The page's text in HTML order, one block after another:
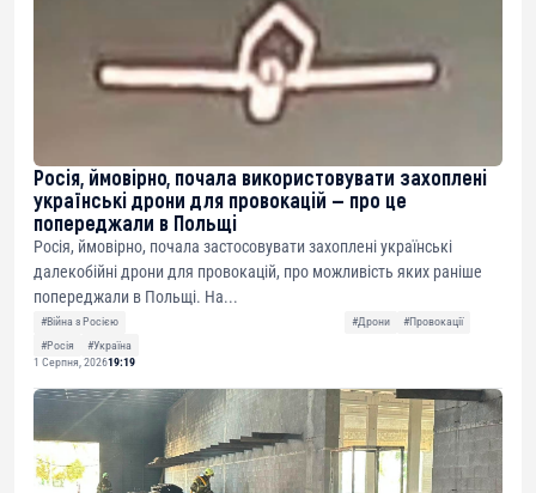
Росія, ймовірно, почала використовувати захоплені
українські дрони для провокацій — про це
попереджали в Польщі
Росія, ймовірно, почала застосовувати захоплені українські
далекобійні дрони для провокацій, про можливість яких раніше
попереджали в Польщі. На...
#Війна з Росією #Дрони
#Провокації
#Росія
#Україна
1 Серпня, 202619:19